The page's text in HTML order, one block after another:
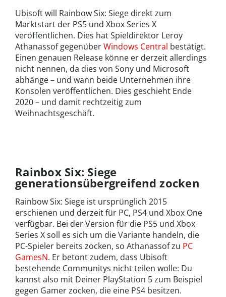
Ubisoft will Rainbow Six: Siege direkt zum
Marktstart der PS5 und Xbox Series X
veröffentlichen. Dies hat Spieldirektor Leroy
Athanassof gegenüberWindows Central bestätigt.
Einen genauen Release könne er derzeit allerdings
nicht nennen, da dies von Sony und Microsoft
abhänge – und wann beide Unternehmen ihre
Konsolen veröffentlichen. Dies geschieht Ende
2020 – und damit rechtzeitig zum
Weihnachtsgeschäft.
Rainbox Six: Siege
generationsübergreifend zocken
Rainbow Six: Siege ist ursprünglich 2015
erschienen und derzeit für PC, PS4 und Xbox One
verfügbar. Bei der Version für die PS5 und Xbox
Series X soll es sich um die Variante handeln, die
PC-Spieler bereits zocken, so Athanassof zu PC
GamesN. Er betont zudem, dass Ubisoft
bestehende Communitys nicht teilen wolle: Du
kannst also mit Deiner PlayStation 5 zum Beispiel
gegen Gamer zocken, die eine PS4 besitzen.